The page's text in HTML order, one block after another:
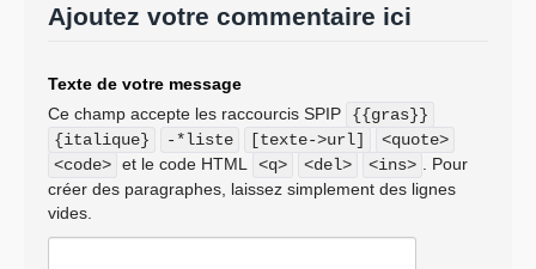
Ajoutez votre commentaire ici
Texte de votre message
Ce champ accepte les raccourcis SPIP
{{gras}}
{italique}
-*liste [texte->url]
<quote>
<code> et le code HTML <q> <del> <ins>
. Pour
créer des paragraphes, laissez simplement des lignes
vides.